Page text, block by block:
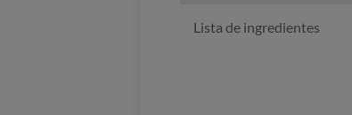
Lista de ingredientes